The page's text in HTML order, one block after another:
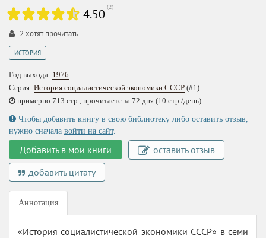
4.50 (2)
2 хотят прочитать
ИСТОРИЯ
Год выхода: 1976
Серия: История социалистической экономики СССР (#1)
примерно 713 стр., прочитаете за 72 дня (10 стр./день)
Чтобы добавить книгу в свою библиотеку либо оставить отзыв,
нужно сначала войти на сайт.
Добавить в мои книги
оставить отзыв
добавить цитату
Аннотация
«История социалистической экономики СССР» в семи